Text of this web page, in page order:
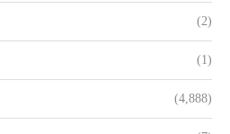
(2)
(1)
(4,888)